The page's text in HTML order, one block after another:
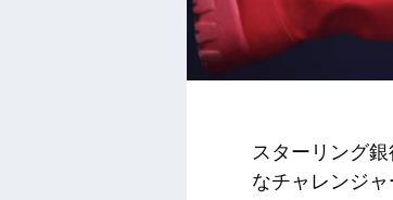
スターリング
なチャレンジャ